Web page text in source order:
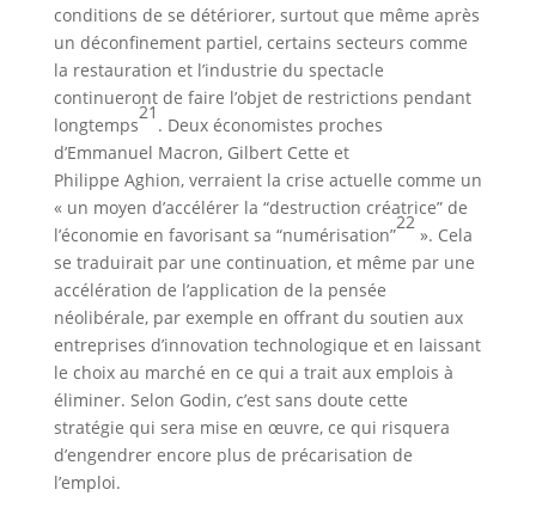
conditions de se détériorer, surtout que même après
un déconfinement partiel, certains secteurs comme
la restauration et l’industrie du spectacle
continueront de faire l’objet de restrictions pendant
longtemps
21
. Deux économistes proches
d’Emmanuel Macron, Gilbert Cette et
Philippe Aghion, verraient la crise actuelle comme un
« un moyen d’accélérer la “destruction créatrice” de
l’économie en favorisant sa “numérisation”
22
». Cela
se traduirait par une continuation, et même par une
accélération de l’application de la pensée
néolibérale, par exemple en offrant du soutien aux
entreprises d’innovation technologique et en laissant
le choix au marché en ce qui a trait aux emplois à
éliminer. Selon Godin, c’est sans doute cette
stratégie qui sera mise en œuvre, ce qui risquera
d’engendrer encore plus de précarisation de
l’emploi.